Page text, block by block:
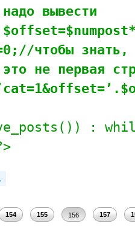
вывести
чтобы знать,
не первая
:
154 155 156 157